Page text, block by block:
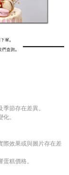
節存在差異。
。
際效果或與圖片存在差
糕價格。